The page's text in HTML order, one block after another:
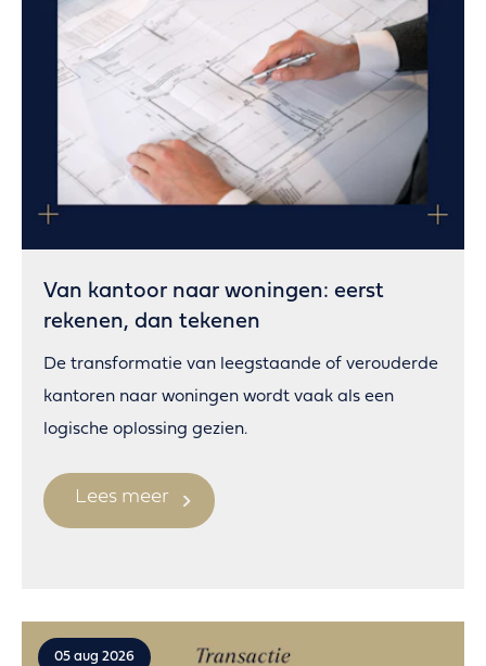
Van kantoor naar woningen: eerst
rekenen, dan tekenen
De transformatie van leegstaande of verouderde
kantoren naar woningen wordt vaak als een
logische oplossing gezien.
Lees meer
05 aug 2026